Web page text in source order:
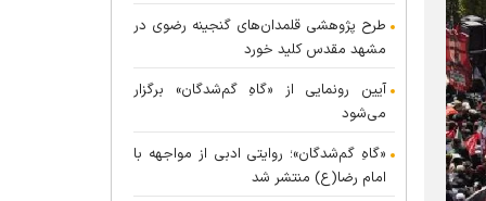
طرح پژوهشی قلمدان‌های گنجینه رضوی در
مشهد مقدس کلید خورد
آیین رونمایی از «گاهِ گم‌شدگان» برگزار
می‌شود
«گاهِ گم‌شدگان»؛ روایتی ادبی از مواجهه با
امام رضا(ع) منتشر شد